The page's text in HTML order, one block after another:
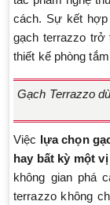
cách. Sự kết hợp
gạch terrazzo trở
thiết kế phòng
Gạch Terrazzo
Việc lựa chọn
hay bất kỳ một
không gian phá
terrazzo không